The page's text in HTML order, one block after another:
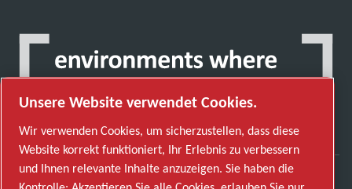
Unsere Website verwendet Cookies.
Wir verwenden Cookies, um sicherzustellen, dass diese
Website korrekt funktioniert, Ihr Erlebnis zu verbessern
und Ihnen relevante Inhalte anzuzeigen. Sie haben die